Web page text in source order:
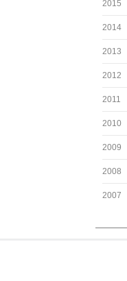
2015
2014
2013
2012
2011
2010
2009
2008
2007